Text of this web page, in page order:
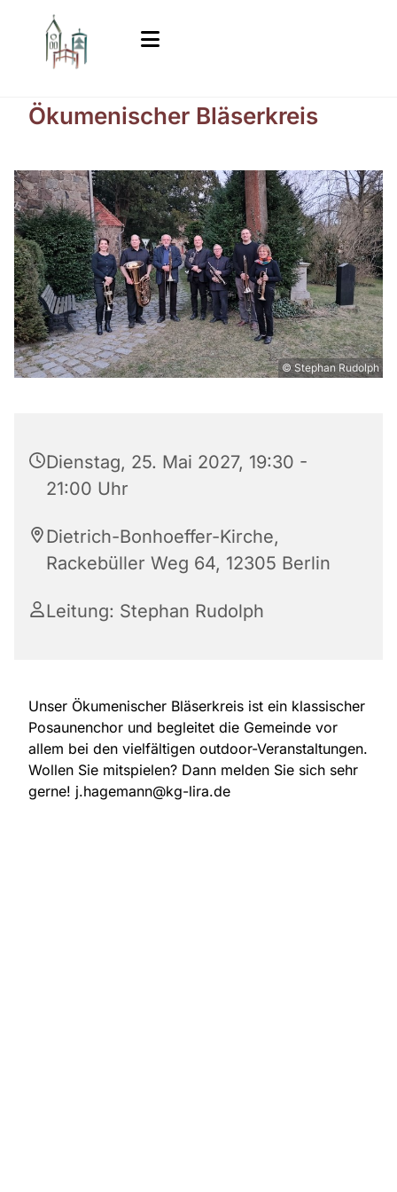
Ökumenischer Bläserkreis
© Stephan Rudolph
Dienstag, 25. Mai 2027, 19:30 -
21:00 Uhr
Dietrich-Bonhoeffer-Kirche,
Rackebüller Weg 64, 12305 Berlin
Leitung: Stephan Rudolph
Unser Ökumenischer Bläserkreis ist ein klassischer
Posaunenchor und begleitet die Gemeinde vor
allem bei den vielfältigen outdoor-Veranstaltungen.
Wollen Sie mitspielen? Dann melden Sie sich sehr
gerne! j.hagemann@kg-lira.de